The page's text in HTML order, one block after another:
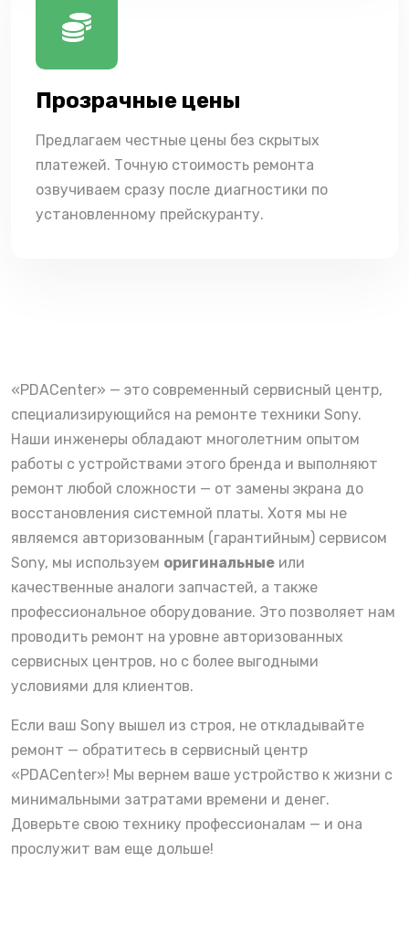
Прозрачные цены
Предлагаем честные цены без скрытых
платежей. Точную стоимость ремонта
озвучиваем сразу после диагностики по
установленному прейскуранту.
«PDACenter» — это современный сервисный центр,
специализирующийся на ремонте техники Sony.
Наши инженеры обладают многолетним опытом
работы с устройствами этого бренда и выполняют
ремонт любой сложности — от замены экрана до
восстановления системной платы. Хотя мы не
являемся авторизованным (гарантийным) сервисом
Sony, мы используем оригинальные или
качественные аналоги запчастей, а также
профессиональное оборудование. Это позволяет нам
проводить ремонт на уровне авторизованных
сервисных центров, но с более выгодными
условиями для клиентов.
Если ваш Sony вышел из строя, не откладывайте
ремонт — обратитесь в сервисный центр
«PDACenter»! Мы вернем ваше устройство к жизни с
минимальными затратами времени и денег.
Доверьте свою технику профессионалам — и она
прослужит вам еще дольше!